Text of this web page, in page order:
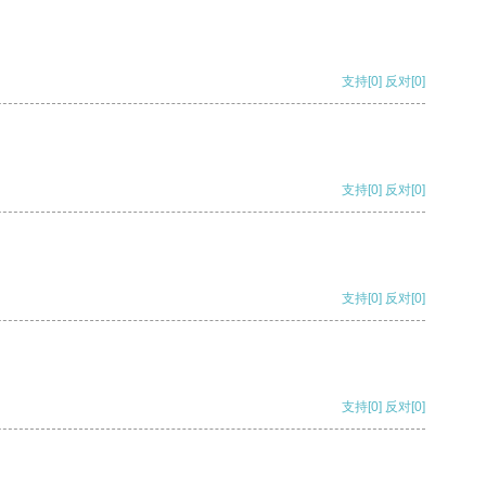
支持[0] 反对[0]
支持[0] 反对[0]
支持[0] 反对[0]
支持[0] 反对[0]